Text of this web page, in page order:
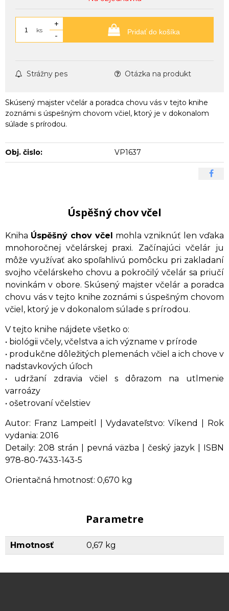
ks
+
-
Pridať do košíka
Strážny pes Otázka na produkt
Skúsený majster včelár a poradca chovu vás v tejto knihe
zoznámi s úspešným chovom včiel, ktorý je v dokonalom
súlade s prírodou.
Obj. čislo: VP1637
Úspěšný chov včel
Kniha Úspěšný chov včel mohla vzniknúť len vďaka
mnohoročnej včelárskej praxi. Začínajúci včelár ju
môže využívať ako spoľahlivú pomôcku pri zakladaní
svojho včelárskeho chovu a pokročilý včelár sa priučí
novinkám v obore. Skúsený majster včelár a poradca
chovu vás v tejto knihe zoznámi s úspešným chovom
včiel, ktorý je v dokonalom súlade s prírodou.
V tejto knihe nájdete všetko o:
• biológii včely, včelstva a ich význame v prírode
• produkčne dôležitých plemenách včiel a ich chove v
nadstavkových úľoch
• udržaní zdravia včiel s dôrazom na utlmenie
varroázy
• ošetrovaní včelstiev
Autor: Franz Lampeitl | Vydavateľstvo: Víkend | Rok
vydania: 2016
Detaily: 208 strán | pevná väzba | český jazyk | ISBN
978-80-7433-143-5
Orientačná hmotnosť: 0,670 kg
Parametre
Hmotnosť 0,67 kg